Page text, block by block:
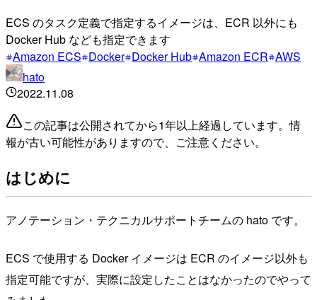
ECS のタスク定義で指定するイメージは、ECR 以外にも
Docker Hub なども指定できます
Amazon ECS Docker Docker Hub Amazon ECR AWS
hato
2022.11.08
この記事は公開されてから1年以上経過しています。情
報が古い可能性がありますので、ご注意ください。
はじめに
アノテーション・テクニカルサポートチームの hato です。
ECS で使用する Docker イメージは ECR のイメージ以外も
指定可能ですが、実際に設定したことはなかったのでやって